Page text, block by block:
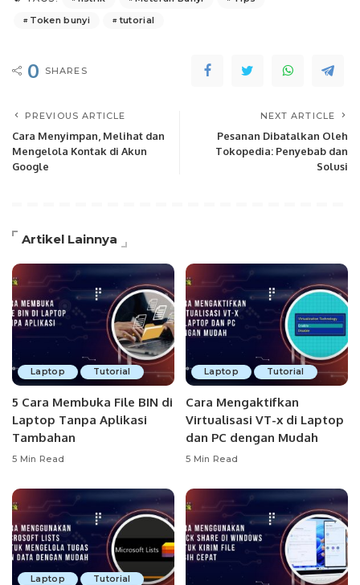
Token bunyi
tutorial
0 SHARES
PREVIOUS ARTICLE
Cara Menyimpan, Melihat dan
Mengelola Kontak di Akun
Google
NEXT ARTICLE
Pesanan Dibatalkan Oleh
Tokopedia: Penyebab dan
Solusi
Artikel Lainnya
Laptop Tutorial
5 Cara Membuka File BIN di
Laptop Tanpa Aplikasi
Tambahan
5 Min Read
Laptop Tutorial
Cara Mengaktifkan
Virtualisasi VT-x di Laptop
dan PC dengan Mudah
5 Min Read
Laptop
Tutorial